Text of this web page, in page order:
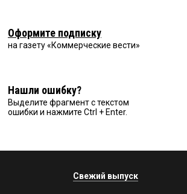
Оформите подписку
на газету «Коммерческие вести»
Нашли ошибку?
Выделите фрагмент с текстом
ошибки и нажмите Ctrl + Enter.
Свежий выпуск